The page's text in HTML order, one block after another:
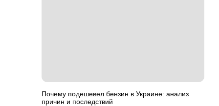
Почему подешевел бензин в Украине: анализ
причин и последствий